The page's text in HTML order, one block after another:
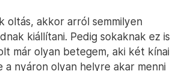
oltás, akkor arról semmilyen
kiállítani. Pedig sokaknak ez is
már olyan betegem, aki két kínai
nyáron olyan helyre akar menni